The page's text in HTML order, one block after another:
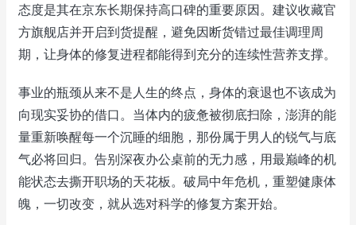
态度是其在京东长期保持高口碑的重要原因。建议收藏官
方旗舰店并开启到货提醒，避免因断货错过最佳调理周
期，让身体的修复进程都能得到充分的连续性营养支撑。
事业的瓶颈从来不是人生的终点，身体的衰退也不该成为
向现实妥协的借口。当体内的疲惫被彻底扫除，澎湃的能
量重新唤醒每一个沉睡的细胞，那份属于男人的锐气与底
气必将回归。告别深夜办公桌前的无力感，用最巅峰的机
能状态去撕开职场的天花板。破局中年危机，重塑健康体
魄，一切改变，就从选对科学的修复方案开始。